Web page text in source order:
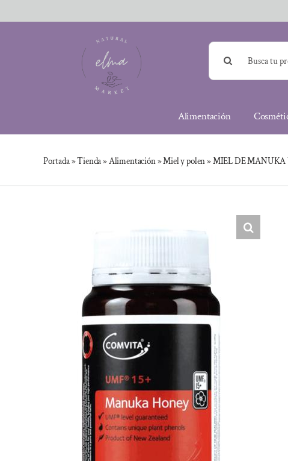
al
Buscar:
Alimentación
Portada»Tienda»Alimentación»Miel y polen»MIEL DE MANUKA